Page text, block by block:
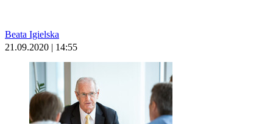
Beata Igielska
21.09.2020 | 14:55